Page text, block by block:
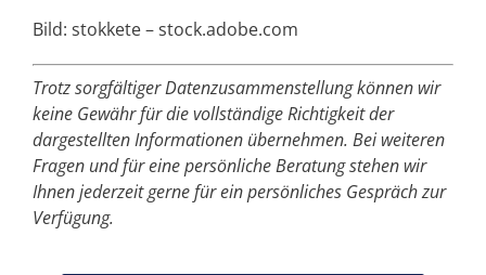
Bild: stokkete – stock.adobe.com
Trotz sorgfältiger Datenzusammenstellung können wir
keine Gewähr für die vollständige Richtigkeit der
dargestellten Informationen übernehmen. Bei weiteren
Fragen und für eine persönliche Beratung stehen wir
Ihnen jederzeit gerne für ein persönliches Gespräch zur
Verfügung.